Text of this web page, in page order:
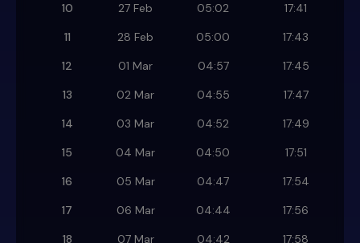
10
27 Feb 05:02
17:41
11
28 Feb 05:00
17:43
12
01 Mar 04:57
17:45
13
02 Mar 04:55
17:47
14
03 Mar 04:52
17:49
15
04 Mar 04:50
17:51
16
05 Mar 04:47
17:54
17
06 Mar 04:44
17:56
18
07 Mar 04:42
17:58